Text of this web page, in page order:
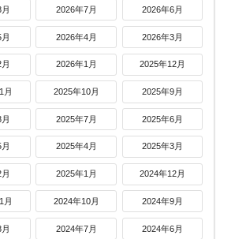
2026年7月 2026年6月
2026年4月 2026年3月
2026年1月 2025年12月
月 2025年10月 2025年9月
2025年7月 2025年6月
2025年4月 2025年3月
2025年1月 2024年12月
月 2024年10月 2024年9月
2024年7月 2024年6月